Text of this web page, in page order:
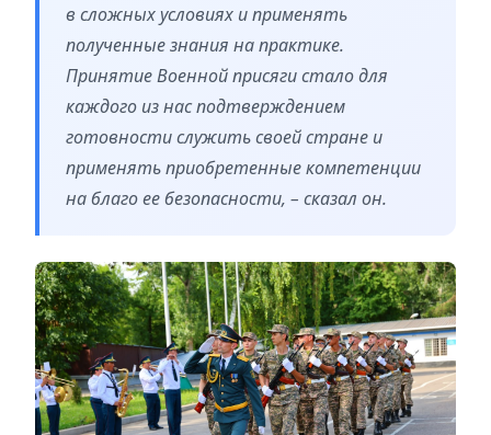
в сложных условиях и применять
полученные знания на практике.
Принятие Военной присяги стало для
каждого из нас подтверждением
готовности служить своей стране и
применять приобретенные компетенции
на благо ее безопасности, – сказал он.